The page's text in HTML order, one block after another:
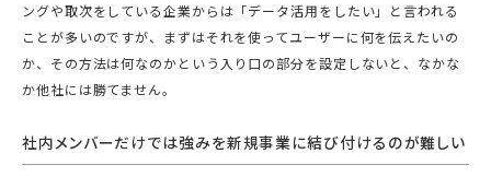
ングや取次をしている企業からは「データ活用をしたい」と言われる
ことが多いのですが、まずはそれを使ってユーザーに何を伝えたいの
か、その方法は何なのかという入り口の部分を設定しないと、なかな
か他社には勝てません。
社内メンバーだけでは強みを新規事業に結び付けるのが難しい